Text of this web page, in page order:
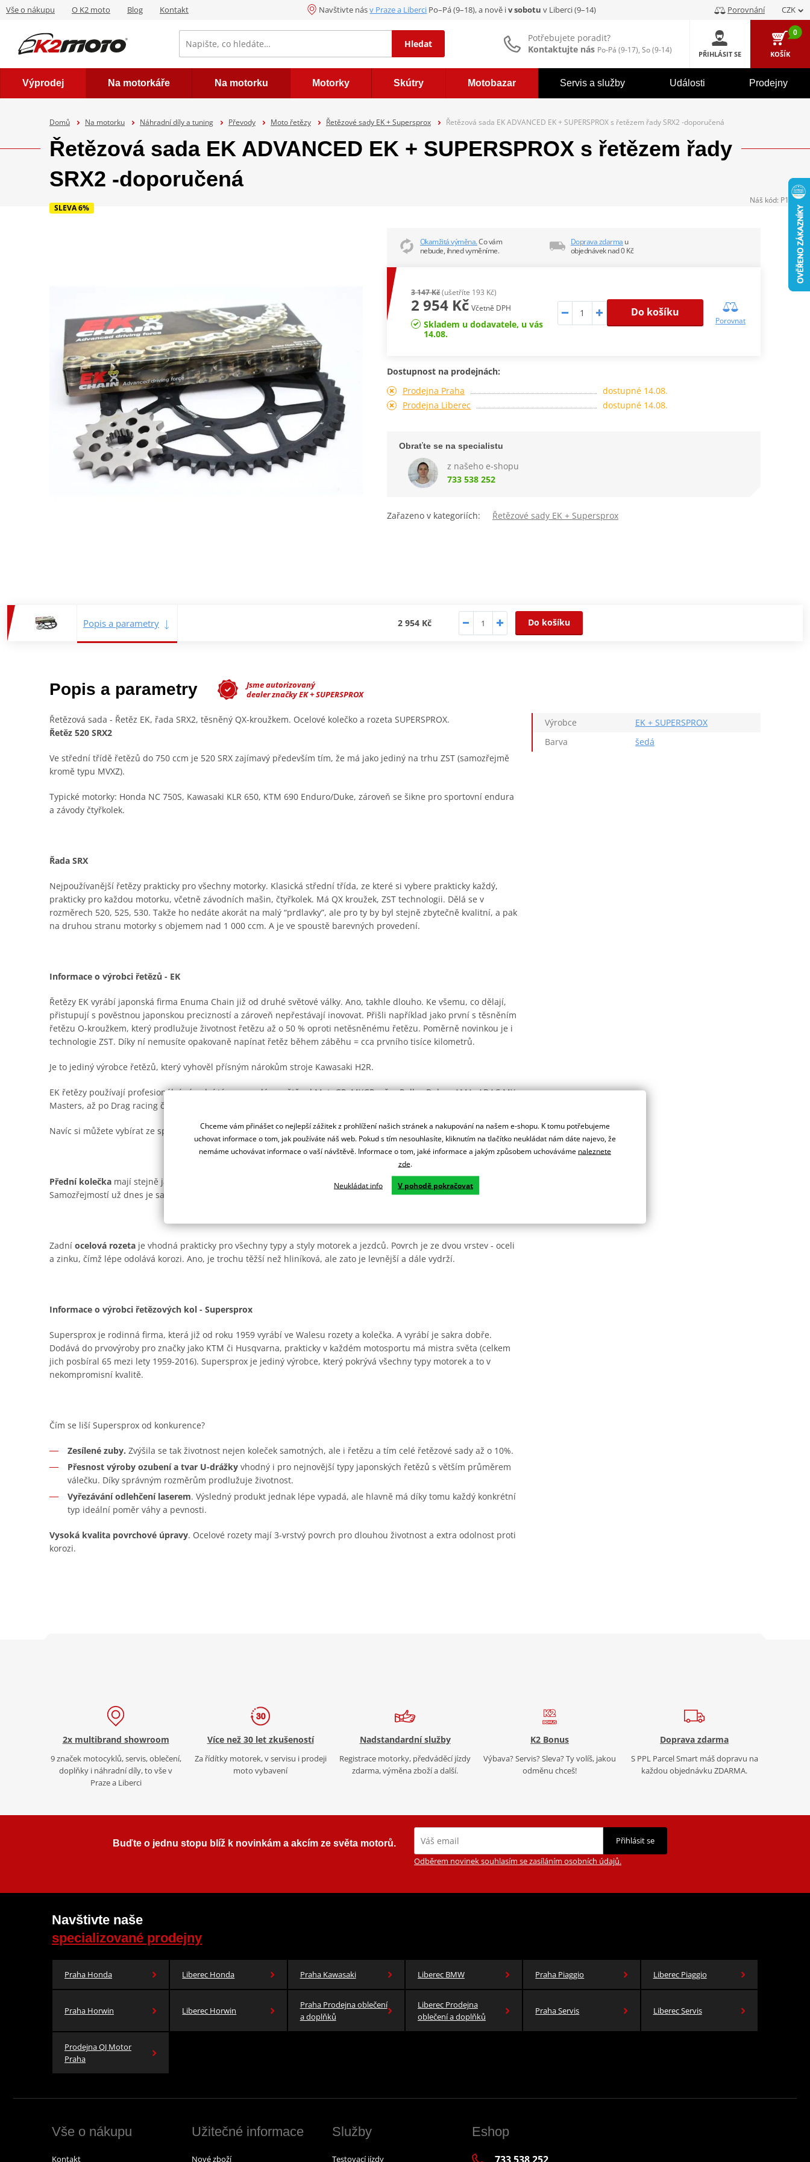
Vše o nákupu O K2 moto Blog Kontakt Navštivte násv Praze a Liberci Po–Pá (9–18), a nově iv sobotu v Liberci (9–14) Porovnání CZK
Hledat
Potřebujete poradit?
Kontaktujte nás Po-Pá (9-17), So (9-14) PŘIHLÁSIT SE
0
KOŠÍK
Výprodej Na motorkáře Na motorku Motorky Skútry Motobazar Servis a služby Události Prodejny
Domů Na motorku Náhradní díly a tuning Převody Moto řetězy Řetězové sady EK + Supersprox Řetězová sada EK ADVANCED EK + SUPERSPROX s řetězem řady SRX2 -doporučená
Řetězová sada EK ADVANCED EK + SUPERSPROX s řetězem řady
SRX2 -doporučená
SLEVA 6%
Okamžitá výměna.Co vám
nebude, ihned vyměníme.
Doprava zdarma u
objednávek nad 0 Kč
3 147 Kč(ušetříte 193 Kč)
2 954 Kč Včetně DPH
Skladem u dodavatele, u vás
14.08.
Do košíku
Porovnat
Dostupnost na prodejnách:
Prodejna Praha
dostupné 14.08.
Prodejna Liberec
dostupné 14.08.
Obraťte se na specialistu
z našeho e-shopu
733 538 252
Zařazeno v kategoriích: Řetězové sady EK + Supersprox
Popis a parametry 2 954 Kč Do košíku
Popis a parametry
Jsme autorizovaný
dealer značky EK + SUPERSPROX
Řetězová sada - Řetěz EK, řada SRX2, těsněný QX-kroužkem. Ocelové kolečko a rozeta SUPERSPROX.
Řetěz 520 SRX2
Ve střední třídě řetězů do 750 ccm je 520 SRX zajímavý především tím, že má jako jediný na trhu ZST (samozřejmě
kromě typu MVXZ).
Typické motorky: Honda NC 750S, Kawasaki KLR 650, KTM 690 Enduro/Duke, zároveň se šikne pro sportovní endura
a závody čtyřkolek.
Řada SRX
Nejpoužívanější řetězy prakticky pro všechny motorky. Klasická střední třída, ze které si vybere prakticky každý,
prakticky pro každou motorku, včetně závodních mašin, čtyřkolek. Má QX kroužek, ZST technologii. Dělá se v
rozměrech 520, 525, 530. Takže ho nedáte akorát na malý “prdlavky”, ale pro ty by byl stejně zbytečně kvalitní, a pak
na druhou stranu motorky s objemem nad 1 000 ccm. A je ve spoustě barevných provedení.
Informace o výrobci řetězů - EK
Řetězy EK vyrábí japonská firma Enuma Chain již od druhé světové války. Ano, takhle dlouho. Ke všemu, co dělají,
přistupují s pověstnou japonskou precizností a zároveň nepřestávají inovovat. Přišli například jako první s těsněním
řetězu O-kroužkem, který prodlužuje životnost řetězu až o 50 % oproti netěsněnému řetězu. Poměrně novinkou je i
technologie ZST. Díky ní nemusíte opakovaně napínat řetěz během záběhu = cca prvního tisíce kilometrů.
Je to jediný výrobce řetězů, který vyhověl přísným nárokům stroje Kawasaki H2R.
EK řetězy používají profesionální závodní týmy na celém světě od MotoGP, MXGP, přes Rallye Dakar, AMA, ADAC MX
Masters, až po Drag racing či Road racing.
Navíc si můžete vybírat ze spousty barevných provedení.
Přední kolečka mají stejně jako ocelové rozety od Supersprox zesílené zuby pro delší životnost a jsou odlehčená.
Samozřejmostí už dnes je samočistící drážka pro offroady.
Zadní ocelová rozeta je vhodná prakticky pro všechny typy a styly motorek a jezdců. Povrch je ze dvou vrstev - oceli
a zinku, čímž lépe odolává korozi. Ano, je trochu těžší než hliníková, ale zato je levnější a dále vydrží.
Informace o výrobci řetězových kol - Supersprox
Supersprox je rodinná firma, která již od roku 1959 vyrábí ve Walesu rozety a kolečka. A vyrábí je sakra dobře.
Dodává do prvovýroby pro značky jako KTM či Husqvarna, prakticky v každém motosportu má mistra světa (celkem
jich posbíral 65 mezi lety 1959-2016). Supersprox je jediný výrobce, který pokrývá všechny typy motorek a to v
nekompromisní kvalitě.
Čím se liší Supersprox od konkurence?
Zesílené zuby. Zvýšila se tak životnost nejen koleček samotných, ale i řetězu a tím celé řetězové sady až o 10%.
Přesnost výroby ozubení a tvar U-drážky vhodný i pro nejnovější typy japonských řetězů s větším průměrem
válečku. Díky správným rozměrům prodlužuje životnost.
Vyřezávání odlehčení laserem. Výsledný produkt jednak lépe vypadá, ale hlavně má díky tomu každý konkrétní
typ ideální poměr váhy a pevnosti.
Vysoká kvalita povrchové úpravy. Ocelové rozety mají 3-vrstvý povrch pro dlouhou životnost a extra odolnost proti
korozi.
Výrobce
EK + SUPERSPROX
Barva
šedá
Náš kód: P104407
2x multibrand showroom
9 značek motocyklů, servis, oblečení,
doplňky i náhradní díly, to vše v
Praze a Liberci
Více než 30 let zkušeností
Za řídítky motorek, v servisu i prodeji
moto vybavení
Nadstandardní služby
Registrace motorky, předváděcí jízdy
zdarma, výměna zboží a další.
K2 Bonus
Výbava? Servis? Sleva? Ty volíš, jakou
odměnu chceš!
Doprava zdarma
S PPL Parcel Smart máš dopravu na
každou objednávku ZDARMA.
Buďte o jednu stopu blíž k novinkám a akcím ze světa motorů.
Přihlásit se
Odběrem novinek souhlasím se zasíláním osobních údajů.
Navštivte naše
specializované prodejny
Praha Honda Liberec Honda Praha Kawasaki Liberec BMW Praha Piaggio Liberec Piaggio
Praha Horwin Liberec Horwin
Praha Prodejna oblečení
a doplňků
Liberec Prodejna
oblečení a doplňků
Praha Servis Liberec Servis
Prodejna QJ Motor
Praha
Vše o nákupu
Kontakt
Užitečné informace
Nové zboží
Služby
Testovací jízdy
Eshop
Chceme vám přinášet co nejlepší zážitek z prohlížení našich stránek a nakupování na našem e-shopu. K tomu potřebujeme
uchovat informace o tom, jak používáte náš web. Pokud s tím nesouhlasíte, kliknutím na tlačítko neukládat nám dáte najevo, že
nemáme uchovávat informace o vaší návštěvě. Informace o tom, jaké informace a jakým způsobem uchováváme naleznete
zde.
Neukládat info V pohodě pokračovat